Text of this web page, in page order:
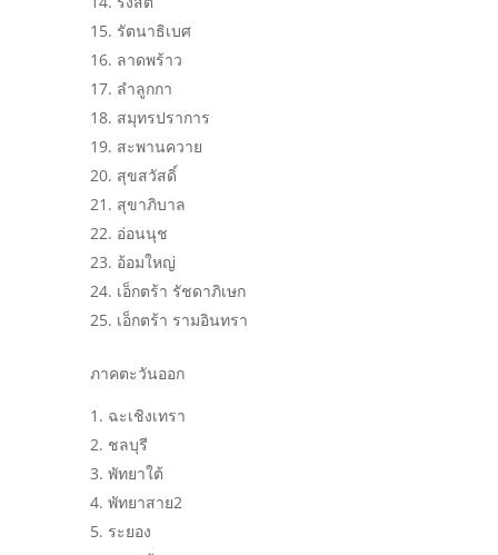
รัตนาธิเบศ
ลาดพร้าว
ลำลูกกา
สมุทรปราการ
สะพานควาย
สุขสวัสดิ์
สุขาภิบาล
อ่อนนุช
อ้อมใหญ่
เอ็กตร้า รัชดาภิเษก
เอ็กตร้า รามอินทรา
ภาคตะวันออก
ฉะเชิงเทรา
ชลบุรี
พัทยาใต้
พัทยาสาย2
ระยอง